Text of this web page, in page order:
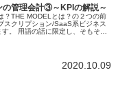
の管理会計③～KPIの解説～
？THE MODELとは？の２つの前
スクリプション/SaaS系ビジネス
。 用語の話に限定し、そもそも
2020.10.09